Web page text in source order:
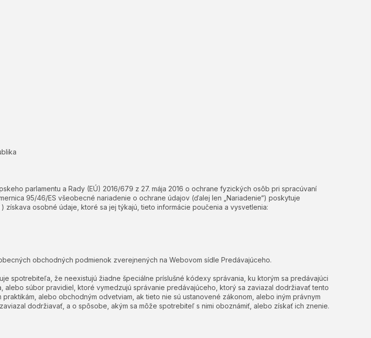
parlamentu a Rady (EÚ) 2016/679 z 27. mája 2016 o ochrane fyzických osôb pri spracúvaní
95/46/ES všeobecné nariadenie o ochrane údajov (ďalej len „Nariadenie“) poskytuje
osobné údaje, ktoré sa jej týkajú, tieto informácie poučenia a vysvetlenia:
obchodných podmienok zverejnených na Webovom sídle Predávajúceho.
spotrebiteľa, že neexistujú žiadne špeciálne príslušné kódexy správania, ku ktorým sa predávajúci
súbor pravidiel, ktoré vymedzujú správanie predávajúceho, ktorý sa zaviazal dodržiavať tento
alebo obchodným odvetviam, ak tieto nie sú ustanovené zákonom, alebo iným právnym
dodržiavať, a o spôsobe, akým sa môže spotrebiteľ s nimi oboznámiť, alebo získať ich znenie.